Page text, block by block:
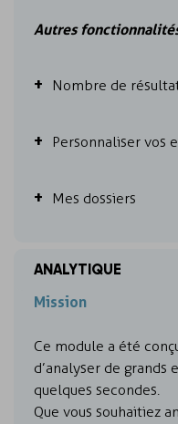
Autres
Nombre de
Personnaliser vos
Mes dossiers
ANALYTIQUE
Mission
Ce module a été
d’analyser de grands
quelques secondes.
Que vous souhaitiez